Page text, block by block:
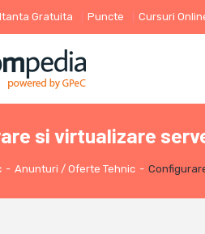
Gratuita Puncte Cursuri
si virtualizare
- Anunturi / Oferte Tehnic -